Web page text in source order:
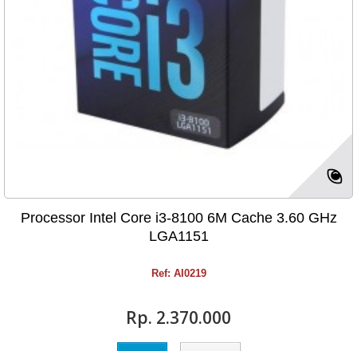
Processor Intel Core i3-8100 6M Cache 3.60 GHz
LGA1151
Ref: AI0219
Rp‎. 2.370.000